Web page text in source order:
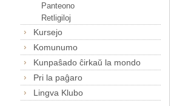
Panteono
Retligiloj
Kursejo
Komunumo
Kunpaŝado ĉirkaŭ la mondo
Pri la paĝaro
Lingva Klubo